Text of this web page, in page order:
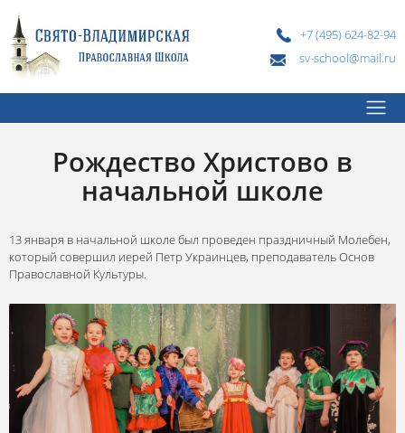
+7 (495) 624-82-94
sv-school@mail.ru
Рождество Христово в
начальной школе
13 января в начальной школе был проведен праздничный Молебен,
который совершил иерей Петр Украинцев, преподаватель Основ
Православной Культуры.